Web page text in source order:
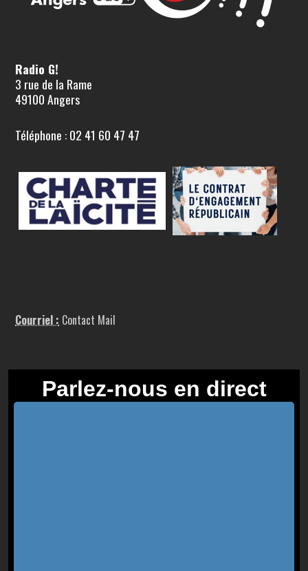
Radio G!
3 rue de la Rame
49100 Angers
Téléphone : 02 41 60 47 47
Courriel : Contact Mail